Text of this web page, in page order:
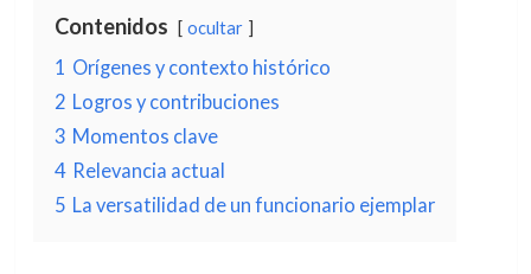
Contenidos ocultar
1 Orígenes y contexto histórico
2 Logros y contribuciones
3 Momentos clave
4 Relevancia actual
5 La versatilidad de un funcionario ejemplar